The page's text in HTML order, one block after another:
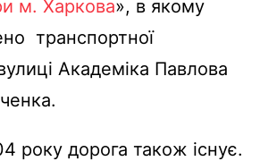
м. Харкова», в якому
транспортної
Академіка Павлова
року дорога також існує.